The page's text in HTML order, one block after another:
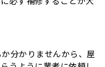
分かりませんから、屋